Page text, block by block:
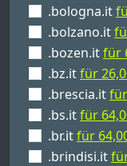
.bologna.it
.bolzano.it
.bozen.itfür
.bz.itfür
.brescia.it
.bs.itfür
.br.itfür
.brindisi.it